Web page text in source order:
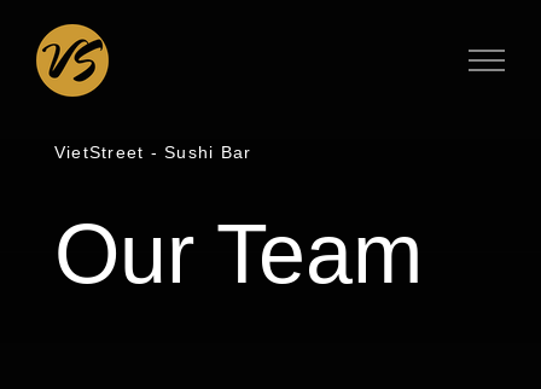
Inhalt
springen
VietStreet - Sushi Bar
Our Team